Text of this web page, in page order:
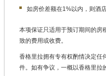
如房价差额在1%以内，则酒
本项保证只适用于预订期间的房
致的费用或收费。
香格里拉拥有专有权酌情决定任
件。如有争议，一概以香格里拉